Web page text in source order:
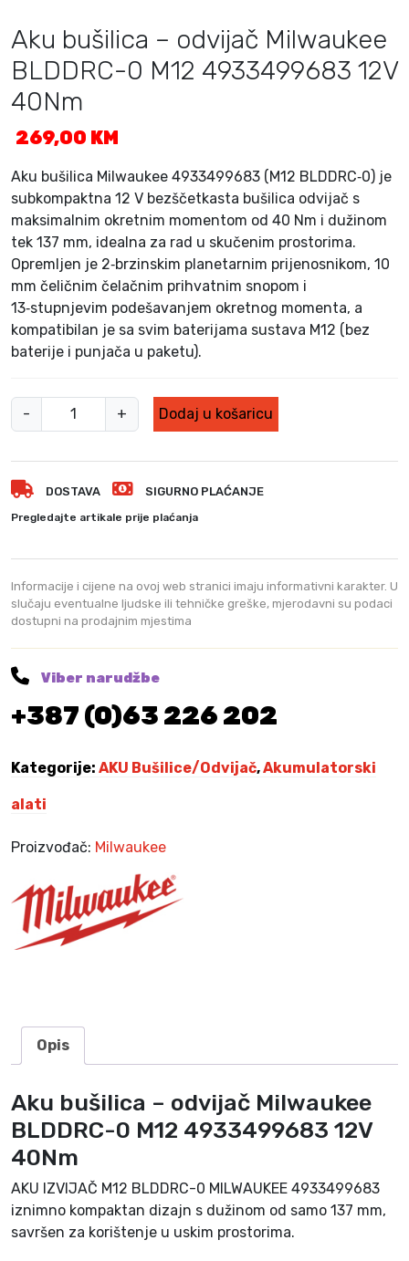
Aku bušilica – odvijač Milwaukee
BLDDRC-0 M12 4933499683 12V
40Nm
269,00 KM
Aku bušilica Milwaukee 4933499683 (M12 BLDDRC‑0) je
subkompaktna 12 V bezščetkasta bušilica odvijač s
maksimalnim okretnim momentom od 40 Nm i dužinom
tek 137 mm, idealna za rad u skučenim prostorima.
Opremljen je 2‑brzinskim planetarnim prijenosnikom, 10
mm čeličnim čelačnim prihvatnim snopom i
13‑stupnjevim podešavanjem okretnog momenta, a
kompatibilan je sa svim baterijama sustava M12 (bez
baterije i punjača u paketu).
-
k
u
š
l
i
c
a
–
o
v
a
č
i
k
D
R
C
-
M
1
2
+ Dodaj u košaricu
DOSTAVA SIGURNO PLAĆANJE
Pregledajte artikale prije plaćanja
Informacije i cijene na ovoj web stranici imaju informativni karakter. U
slučaju eventualne ljudske ili tehničke greške, mjerodavni su podaci
dostupni na prodajnim mjestima
Viber narudžbe
+387 (0)63 226 202
Kategorije: AKU Bušilice/Odvijač,Akumulatorski
alati
Proizvođač: Milwaukee
Opis
Aku bušilica – odvijač Milwaukee
BLDDRC-0 M12 4933499683 12V
40Nm
AKU IZVIJAČ M12 BLDDRC-0 MILWAUKEE 4933499683
iznimno kompaktan dizajn s dužinom od samo 137 mm,
savršen za korištenje u uskim prostorima.